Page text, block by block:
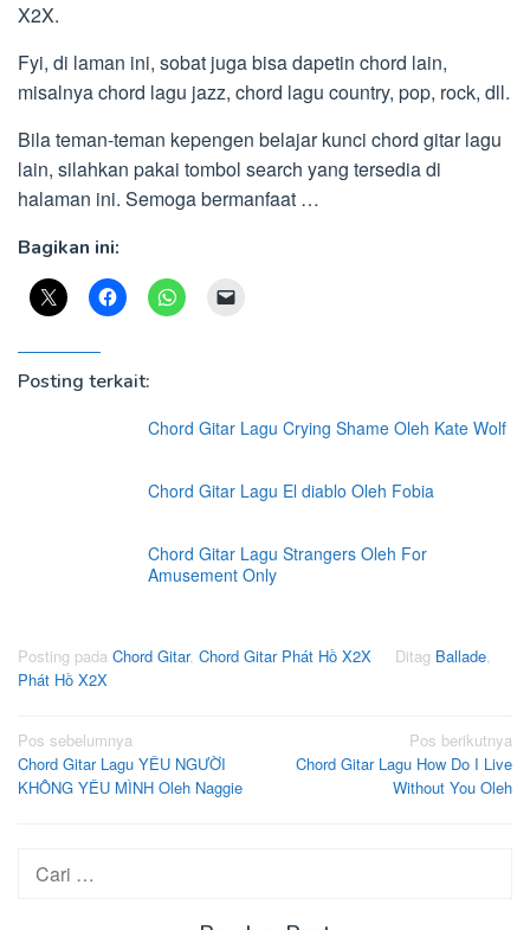
X2X.
Fyi, di laman ini, sobat juga bisa dapetin chord lain,
misalnya chord lagu jazz, chord lagu country, pop, rock, dll.
Bila teman-teman kepengen belajar kunci chord gitar lagu
lain, silahkan pakai tombol search yang tersedia di
halaman ini. Semoga bermanfaat …
Bagikan ini:
Posting terkait:
Chord Gitar Lagu Crying Shame Oleh Kate Wolf
Chord Gitar Lagu El diablo Oleh Fobia
Chord Gitar Lagu Strangers Oleh For
Amusement Only
Posting pada Chord Gitar, Chord Gitar Phát Hồ X2X Ditag Ballade,
Phát Hồ X2X
Navigasi
pos
Pos sebelumnya
Chord Gitar Lagu YÊU NGƯỜI
KHÔNG YÊU MÌNH Oleh Naggie
Pos berikutnya
Chord Gitar Lagu How Do I Live
Without You Oleh
Cari
untuk: